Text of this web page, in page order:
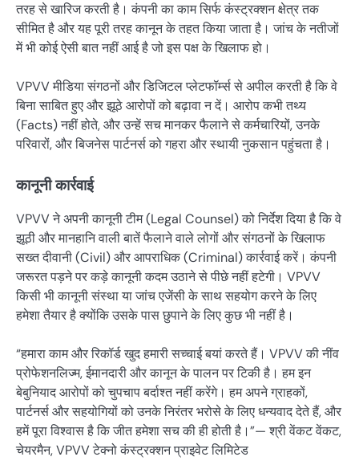
तरह से खारिज करती है। कंपनी का काम सिर्फ कंस्ट्रक्शन क्षेत्र तक
सीमित है और यह पूरी तरह कानून के तहत किया जाता है। जांच के नतीजों
में भी कोई ऐसी बात नहीं आई है जो इस पक्ष के खिलाफ हो।
VPVV मीडिया संगठनों और डिजिटल प्लेटफॉर्म्स से अपील करती है कि वे
बिना साबित हुए और झूठे आरोपों को बढ़ावा न दें। आरोप कभी तथ्य
(Facts) नहीं होते, और उन्हें सच मानकर फैलाने से कर्मचारियों, उनके
परिवारों, और बिजनेस पार्टनर्स को गहरा और स्थायी नुकसान पहुंचता है।
कानूनी कार्रवाई
VPVV ने अपनी कानूनी टीम (Legal Counsel) को निर्देश दिया है कि वे
झूठी और मानहानि वाली बातें फैलाने वाले लोगों और संगठनों के खिलाफ
सख्त दीवानी (Civil) और आपराधिक (Criminal) कार्रवाई करें। कंपनी
जरूरत पड़ने पर कड़े कानूनी कदम उठाने से पीछे नहीं हटेगी। VPVV
किसी भी कानूनी संस्था या जांच एजेंसी के साथ सहयोग करने के लिए
हमेशा तैयार है क्योंकि उसके पास छुपाने के लिए कुछ भी नहीं है।
“हमारा काम और रिकॉर्ड खुद हमारी सच्चाई बयां करते हैं। VPVV की नींव
प्रोफेशनलिज्म, ईमानदारी और कानून के पालन पर टिकी है। हम इन
बेबुनियाद आरोपों को चुपचाप बर्दाश्त नहीं करेंगे। हम अपने ग्राहकों,
पार्टनर्स और सहयोगियों को उनके निरंतर भरोसे के लिए धन्यवाद देते हैं, और
हमें पूरा विश्वास है कि जीत हमेशा सच की ही होती है।”— श्री वेंकट वेंकट,
चेयरमैन, VPVV टेक्नो कंस्ट्रक्शन प्राइवेट लिमिटेड